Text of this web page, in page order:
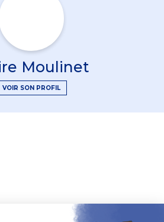
Moulinet
VOIR SON PROFIL